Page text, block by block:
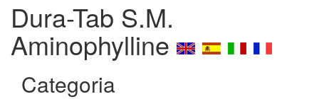
Dura-Tab S.M.
Aminophylline
Categoria